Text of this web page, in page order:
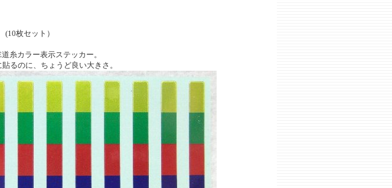
(10枚セット）
糸カラー表示ステッカー。
るのに、ちょうど良い大きさ。